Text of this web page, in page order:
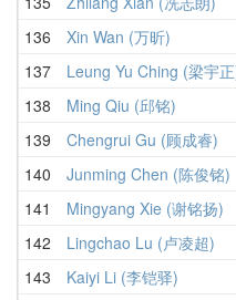
136
Xin Wan (万昕)
137
Leung Yu Ching (梁宇
138
Ming Qiu (邱铭)
139
Chengrui Gu (顾成睿)
140
Junming Chen (陈俊铭)
141
Mingyang Xie (谢铭扬)
142
Lingchao Lu (卢凌超)
143
Kaiyi Li (李铠驿)